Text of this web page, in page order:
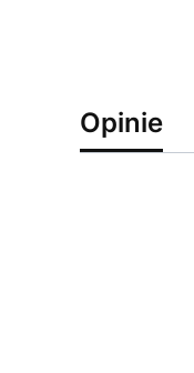
Opinie